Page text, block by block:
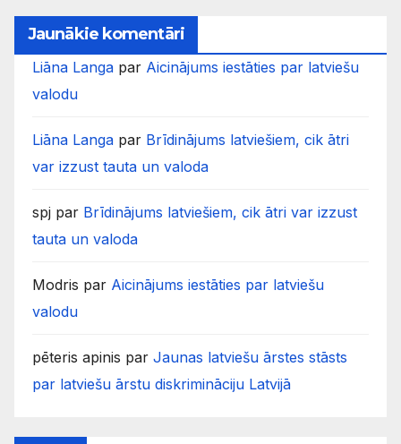
Jaunākie komentāri
Liāna Langa par Aicinājums iestāties par latviešu
valodu
Liāna Langa par Brīdinājums latviešiem, cik ātri
var izzust tauta un valoda
spj par Brīdinājums latviešiem, cik ātri var izzust
tauta un valoda
Modris par Aicinājums iestāties par latviešu
valodu
pēteris apinis par Jaunas latviešu ārstes stāsts
par latviešu ārstu diskrimināciju Latvijā